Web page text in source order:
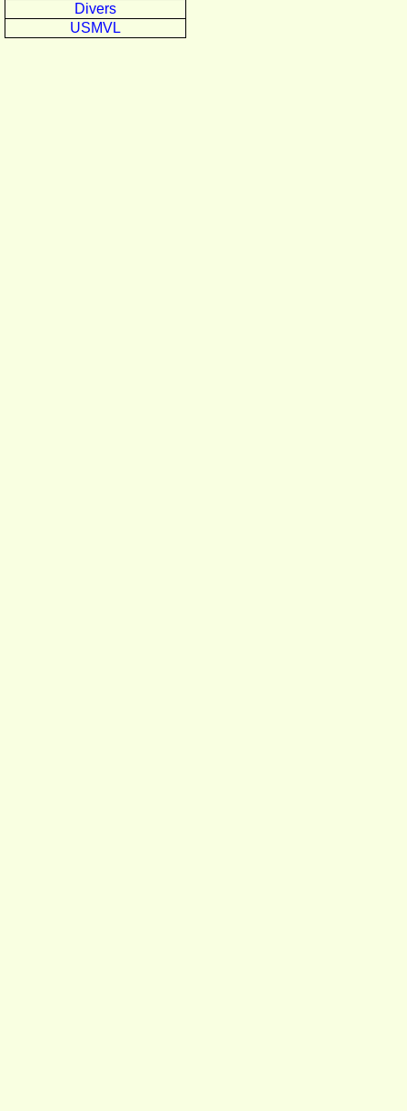
Divers
USMVL